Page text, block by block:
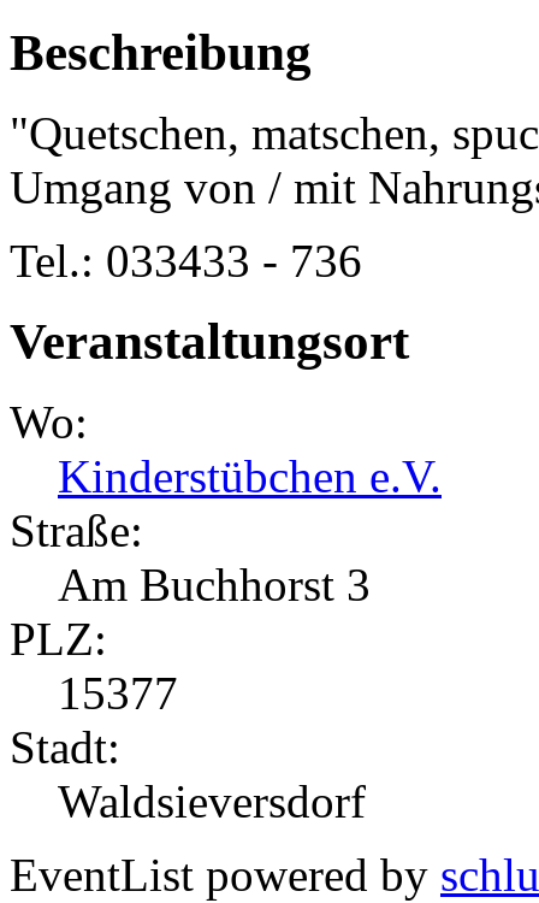
Beschreibung
"Quetschen, matschen,
Umgang von / mit
Tel.: 033433 - 736
Veranstaltungsort
Wo:
Kinderstübchen e.V.
Straße:
Am Buchhorst 3
PLZ:
15377
Stadt:
Waldsieversdorf
EventList powered by